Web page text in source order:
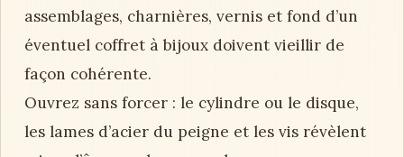
assemblages, charnières, vernis et fond d’un
éventuel coffret à bijoux doivent vieillir de
façon cohérente.
Ouvrez sans forcer : le cylindre ou le disque,
les lames d’acier du peigne et les vis révèlent